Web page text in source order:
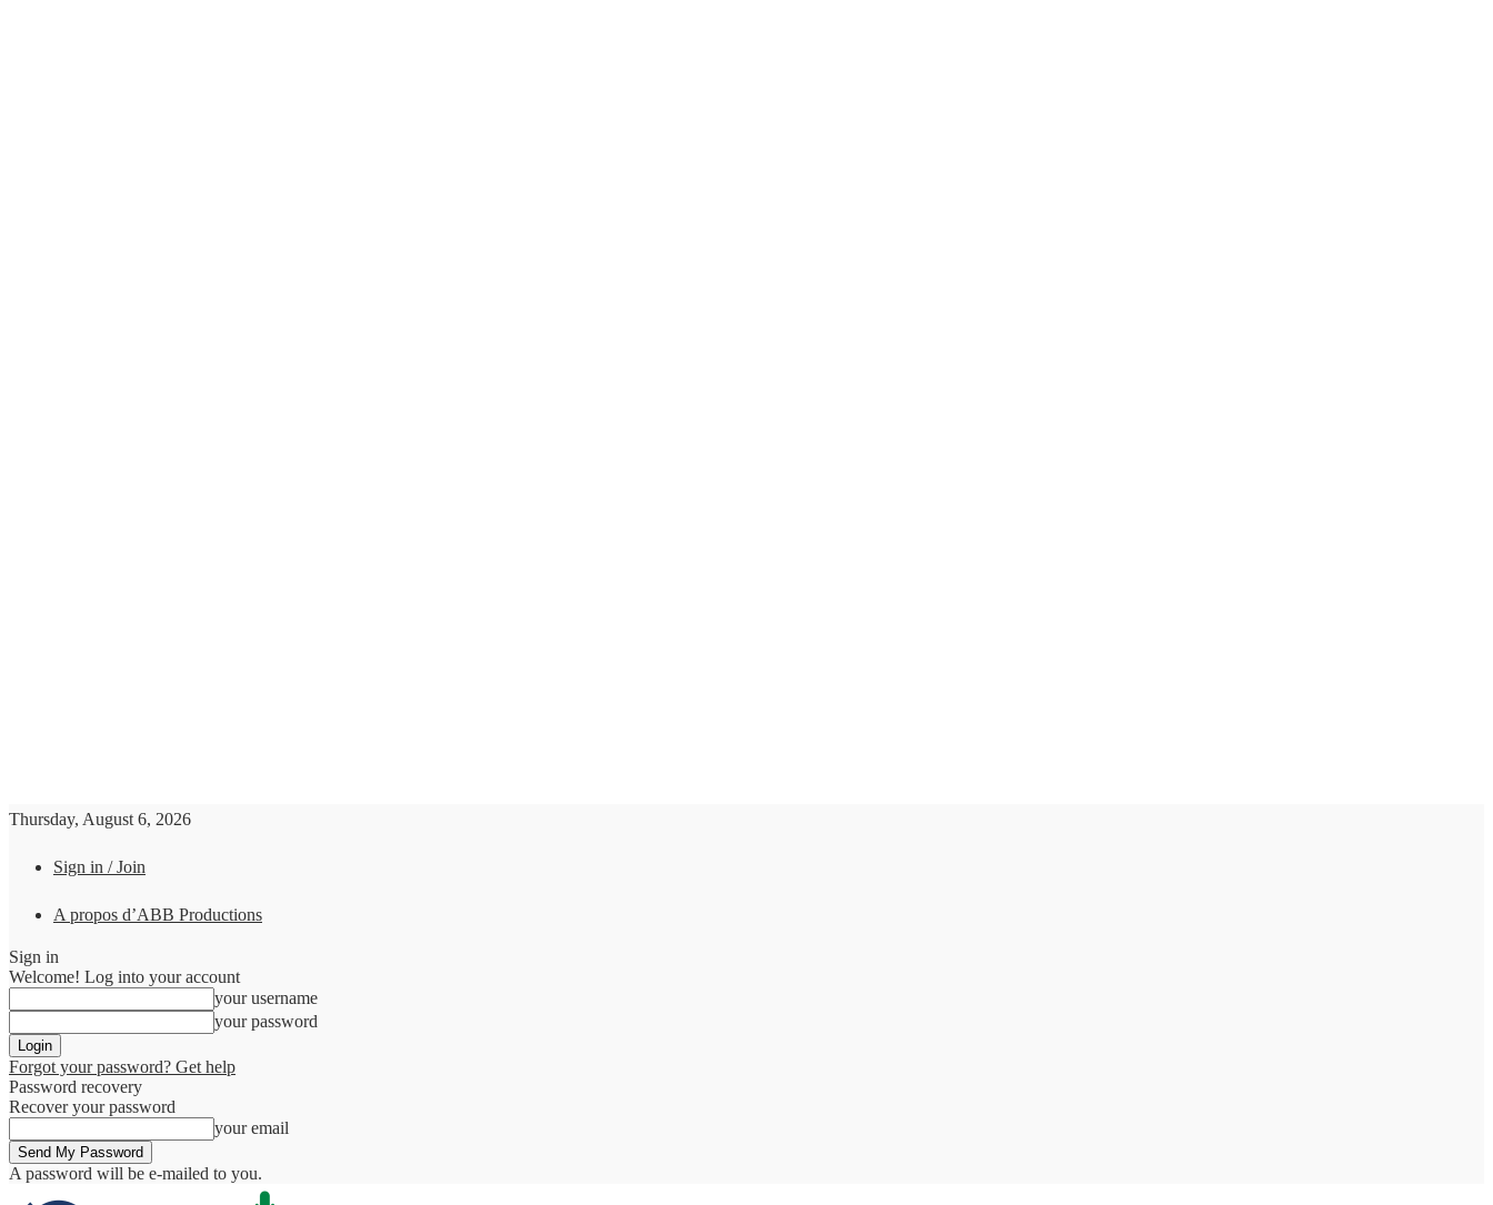
Thursday, August 6, 2026
Sign in / Join
A propos d’ABB Productions
Sign in
Welcome! Log into your account
your username
your password
Forgot your password? Get help
Password recovery
Recover your password
your email
A password will be e-mailed to you.